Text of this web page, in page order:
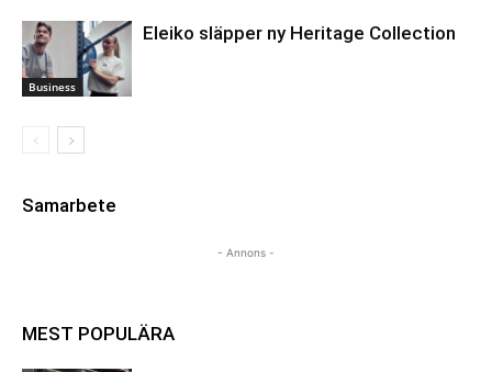
Business
Eleiko släpper ny Heritage Collection
Samarbete
- Annons -
MEST POPULÄRA